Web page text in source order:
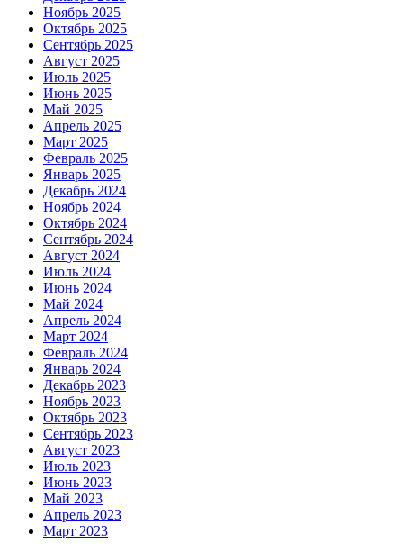
Ноябрь 2025
Октябрь 2025
Сентябрь 2025
Август 2025
Июль 2025
Июнь 2025
Май 2025
Апрель 2025
Март 2025
Февраль 2025
Январь 2025
Декабрь 2024
Ноябрь 2024
Октябрь 2024
Сентябрь 2024
Август 2024
Июль 2024
Июнь 2024
Май 2024
Апрель 2024
Март 2024
Февраль 2024
Январь 2024
Декабрь 2023
Ноябрь 2023
Октябрь 2023
Сентябрь 2023
Август 2023
Июль 2023
Июнь 2023
Май 2023
Апрель 2023
Март 2023